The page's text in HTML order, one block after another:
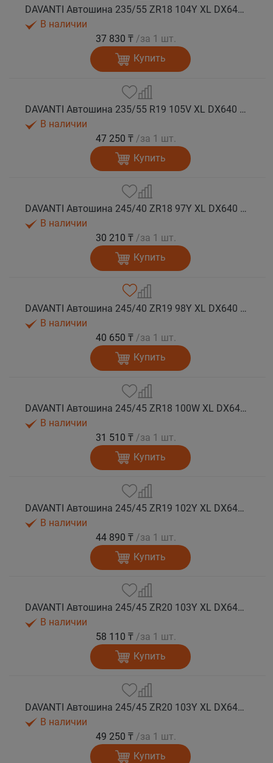
DAVANTI Автошина 235/55 ZR18 104Y XL DX640 RPR лето
В наличии
37 830 ₸ /за 1 шт.
Купить
DAVANTI Автошина 235/55 R19 105V XL DX640 RPR лето (Таиланд)
В наличии
47 250 ₸ /за 1 шт.
Купить
DAVANTI Автошина 245/40 ZR18 97Y XL DX640 RPR лето
В наличии
30 210 ₸ /за 1 шт.
Купить
DAVANTI Автошина 245/40 ZR19 98Y XL DX640 RPR лето
В наличии
40 650 ₸ /за 1 шт.
Купить
DAVANTI Автошина 245/45 ZR18 100W XL DX640 RPR лето (Таиланд)
В наличии
31 510 ₸ /за 1 шт.
Купить
DAVANTI Автошина 245/45 ZR19 102Y XL DX640 RPR лето (Таиланд)
В наличии
44 890 ₸ /за 1 шт.
Купить
DAVANTI Автошина 245/45 ZR20 103Y XL DX640 RPR лето (Таиланд)
В наличии
58 110 ₸ /за 1 шт.
Купить
DAVANTI Автошина 245/45 ZR20 103Y XL DX640 RPR лето
В наличии
49 250 ₸ /за 1 шт.
Купить